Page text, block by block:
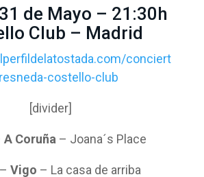
de Mayo – 21:30h
Club – Madrid
conciert
costello-club
[divider]
A Coruña – Joana´s Place
Vigo – La casa de arriba